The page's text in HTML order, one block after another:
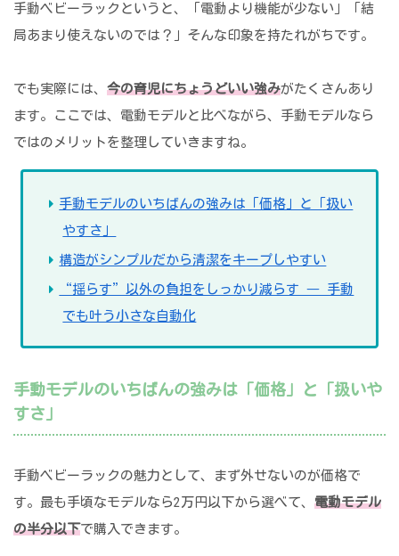
手動ベビーラックというと、「電動より機能が少ない」「結
局あまり使えないのでは？」そんな印象を持たれがちです。
でも実際には、 今の育児にちょうどいい強みがたくさんあり
ます。ここでは、電動モデルと比べながら、手動モデルなら
ではのメリットを整理していきますね。
手動モデルのいちばんの強みは「価格」と「扱い
やすさ」
構造がシンプルだから清潔をキープしやすい
“揺らす”以外の負担をしっかり減らす ― 手動
でも叶う小さな自動化
手動モデルのいちばんの強みは「価格」と「扱いや
すさ」
手動ベビーラックの魅力として、まず外せないのが価格で
す。最も手頃なモデルなら2万円以下から選べて、 電動モデル
の半分以下で購入できます。